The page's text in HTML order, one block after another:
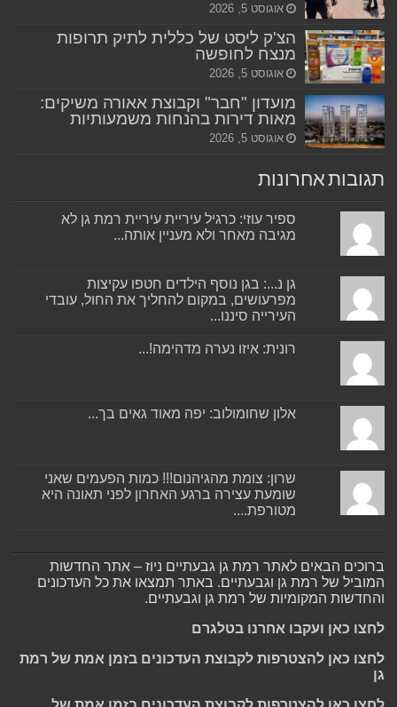
אוגוסט 5, 2026
הצ'ק ליסט של כללית לתיק תרופות
מנצח לחופשה
אוגוסט 5, 2026
מועדון "חבר" וקבוצת אאורה משיקים:
מאות דירות בהנחות משמעותיות
אוגוסט 5, 2026
תגובות אחרונות
ספיר עוזי: כרגיל עיריית עיריית רמת גן לא
מגיבה מאחר ולא מעניין אותה...
גן נ...: בגן נוסף הילדים חטפו עקיצות
מפרעושים, במקום להחליך את החול, עובדי
העירייה סיננו...
רונית: איזו נערה מדהימה!...
אלון שחומולוב: יפה מאוד גאים בך...
שרון: צומת מהגיהנום!!! כמות הפעמים שאני
שומעת עצירה ברגע האחרון לפני תאונה היא
מטורפת....
ברוכים הבאים לאתר רמת גן גבעתיים ניוז – אתר החדשות
המוביל של רמת גן וגבעתיים. באתר תמצאו את כל העדכונים
והחדשות המקומיות של רמת גן וגבעתיים.
לחצו כאן ועקבו אחרנו בטלגרם
לחצו כאן להצטרפות לקבוצת העדכונים בזמן אמת של רמת
גן